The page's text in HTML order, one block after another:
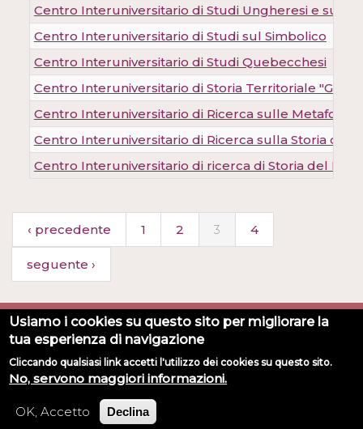
Centro Interuniversitario di Studi Ungheresi e
Centro Interuniversitario di Studi sul Simbolico
Centro Interuniversitario di Studi Quebecchesi
Centro Interuniversitario di Storia Territoriale
Centro Interuniversitario di Ricerca sulle Metafore
Centro Interuniversitario di Ricerca sulla Storia
Centro Interuniversitario di ricerca di Storia del
‹ precedente 1 2 3 4
seguente ›
Universita degli Studi di Torino - Via Verdi, 8 - 10124 Torino
- Direzione Affari Generali e Patrimonio Culturale - +39
011 6702968
Privacy Policy
Usiamo i cookies su questo sito per migliorare la
tua esperienza di navigazione
Cliccando qualsiasi link accetti l'utilizzo dei cookies su questo sito.
No, servono maggiori informazioni.
OK, Accetto Declina